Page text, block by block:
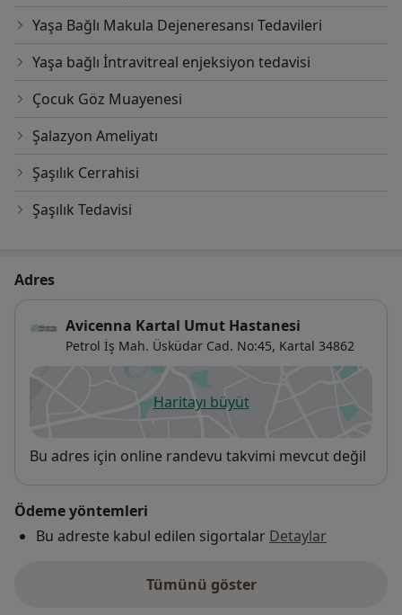
Yaşa Bağlı Makula Dejeneresansı Tedavileri
Yaşa bağlı İntravitreal enjeksiyon tedavisi
Çocuk Göz Muayenesi
Şalazyon Ameliyatı
Şaşılık Cerrahisi
Şaşılık Tedavisi
Adres
Avicenna Kartal Umut Hastanesi
Petrol İş Mah. Üsküdar Cad. No:45, Kartal 34862
Haritayı büyütyeni bir sekmede açılır
Uygunluk
Bu adres için online randevu takvimi mevcut değil
Ödeme yöntemleri
Bu adreste kabul edilen sigortalar Detaylar
Tümünü göster
adres hakkında